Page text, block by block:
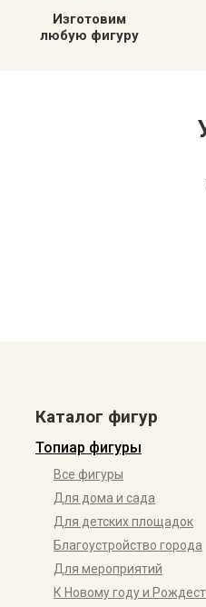
Изготовим
любую фигуру
Каталог фигур
Топиар фигуры
Все фигуры
Для дома и сада
Для детских площадок
Благоустройство города
Для мероприятий
К Новому году и